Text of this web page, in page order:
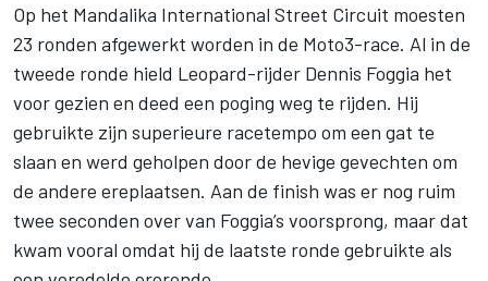
Op het Mandalika International Street Circuit moesten
23 ronden afgewerkt worden in de Moto3-race. Al in de
tweede ronde hield Leopard-rijder Dennis Foggia het
voor gezien en deed een poging weg te rijden. Hij
gebruikte zijn superieure racetempo om een gat te
slaan en werd geholpen door de hevige gevechten om
de andere ereplaatsen. Aan de finish was er nog ruim
twee seconden over van Foggia’s voorsprong, maar dat
kwam vooral omdat hij de laatste ronde gebruikte als